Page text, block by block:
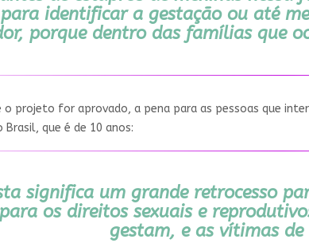
identificar a gestação ou até
porque dentro das famílias que
projeto for aprovado, a pena para as pessoas que
que é de 10 anos:
significa um grande retrocesso
os direitos sexuais e
gestam, e as vítimas de